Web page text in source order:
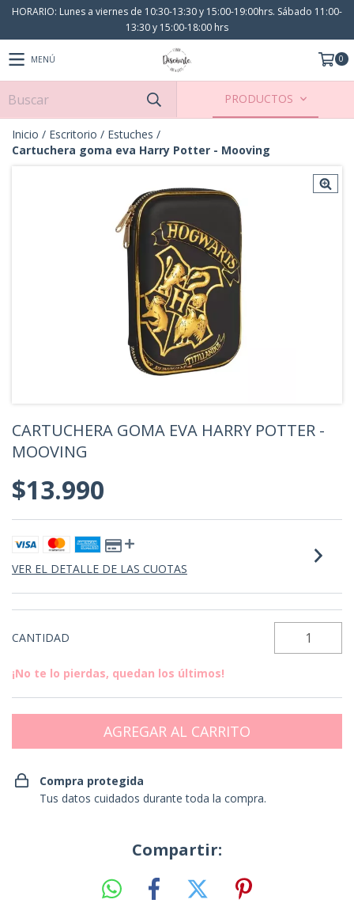
HORARIO: Lunes a viernes de 10:30-13:30 y 15:00-19:00hrs. Sábado 11:00-
13:30 y 15:00-18:00 hrs
MENÚ 0
PRODUCTOS
Inicio / Escritorio / Estuches /
Cartuchera goma eva Harry Potter - Mooving
CARTUCHERA GOMA EVA HARRY POTTER -
MOOVING
$13.990
VER EL DETALLE DE LAS CUOTAS
CANTIDAD
¡No te lo pierdas, quedan los últimos!
Compra protegida
Tus datos cuidados durante toda la compra.
Compartir: